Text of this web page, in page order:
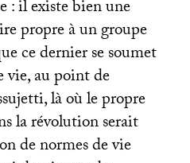
: il existe bien une
propre à un groupe
ce dernier se soumet
vie, au point de
là où le propre
la révolution serait
de normes de vie